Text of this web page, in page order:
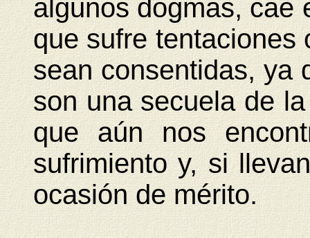
algunos dogmas, cae
que sufre tentaciones
sean consentidas, ya
son una secuela de
que aún nos
sufrimiento y, si
ocasión de mérito.